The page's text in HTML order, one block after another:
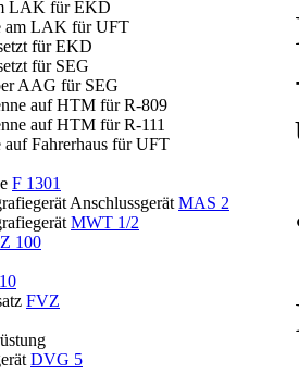
LAK für EKD
am LAK für UFT
für EKD
für SEG
AAG für SEG
auf HTM für R-809
auf HTM für R-111
Fahrerhaus für UFT
F 1301
Anschlussgerät MAS 2
MWT 1/2
100
FVZ
DVG 5